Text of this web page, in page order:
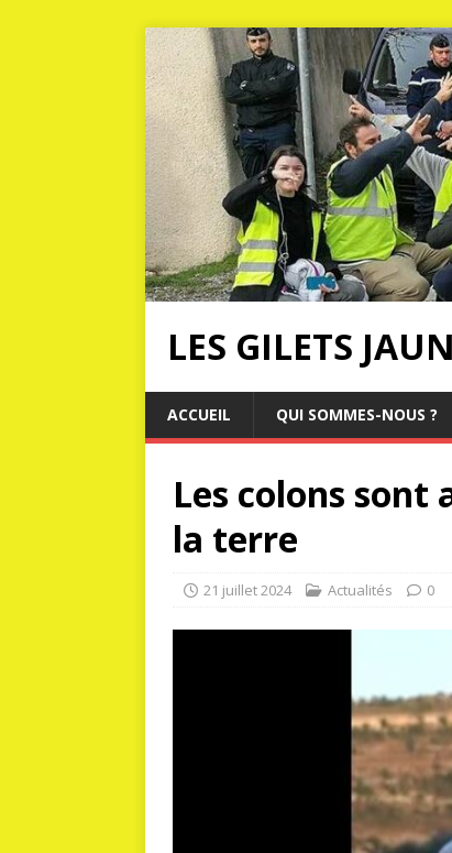
LES GILETS
ACCUEIL QUI SOMMES-NOUS ?
Les colons
la terre
21 juillet 2024 Actualités 0